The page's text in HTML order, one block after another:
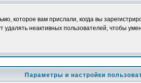
которое вам прислали, когда вы
неактивных пользователей, чтобы
Параметры и настройки